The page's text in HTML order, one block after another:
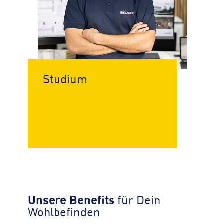
Studium
Unsere Benefits für Dein
Wohlbefinden